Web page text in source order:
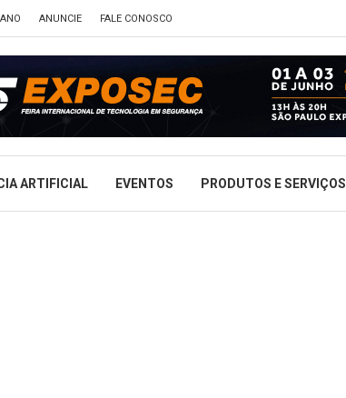
ANUNCIE FALE CONOSCO
ARTIFICIAL EVENTOS PRODUTOS E SERVIÇOS